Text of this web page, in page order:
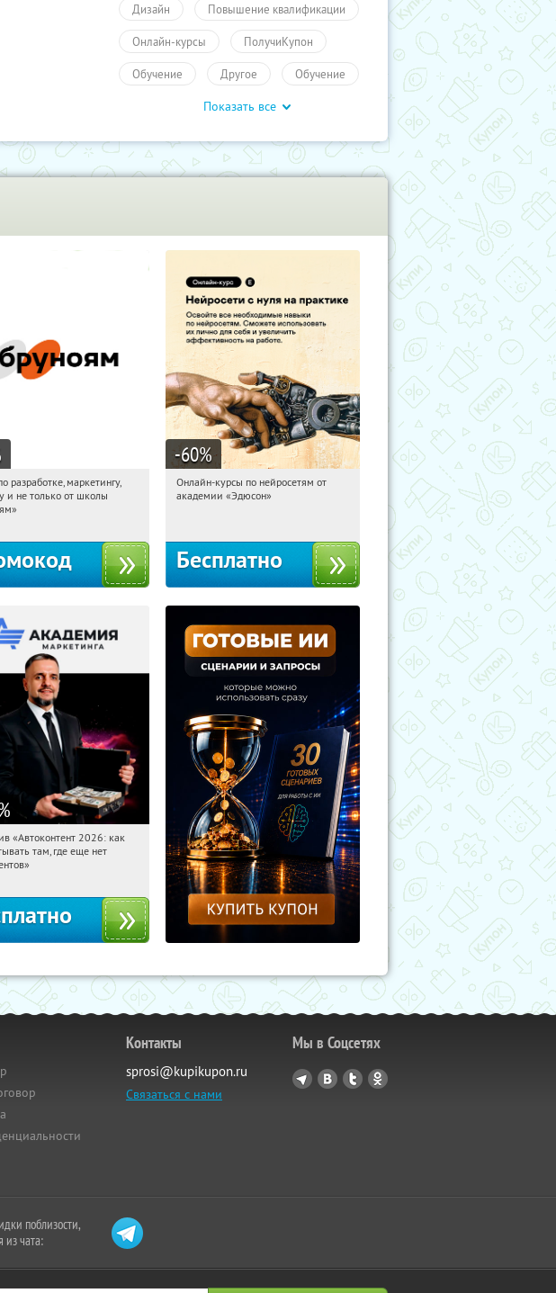
Дизайн Повышение квалификации
Онлайн-курсы ПолучиКупон
Обучение Другое Обучение
Показать все
Получи первым!
разработке, маркетингу,
и не только от школы
-60%
01:07:44 Получили:
Онлайн-курсы по нейросетям от
академии «Эдюсон»
Бесплатно
Получили:
«Автоконтент 2026: как
там, где еще нет
Контакты
sprosi@kupikupon.ru
Связаться с нами
Мы в Соцсетях
поблизости,
из чата: